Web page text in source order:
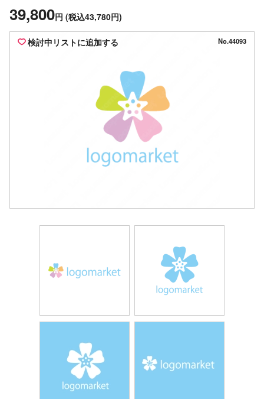
39,800円 (税込43,780円)
検討中リストに追加する No.44093